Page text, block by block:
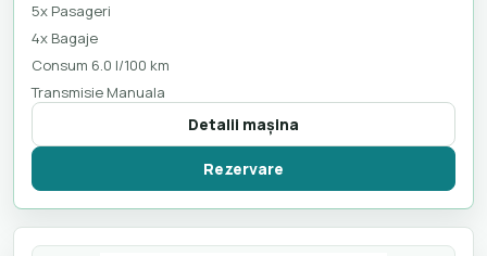
5x Pasageri
4x Bagaje
Consum 6.0 l/100 km
Transmisie Manuala
Detalii maşina
Rezervare